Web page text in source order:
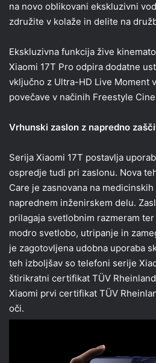
na novo oblikovani ekskluzivni
združite v kolaže in delite na
Ekskluzivna funkcija žive
Xiaomi 17T Pro odpira dodatne
vključno z Ultra-HD Live Moment
povečave v načinih Freestyle
Vrhunski zaslon z napredno
Serija Xiaomi 17T postavlja
ospredje tudi pri zaslonu. Nova
Care je zasnovana na
naprednem inženirskem delu.
prilagaja svetlobnim razmeram
modro svetlobo, utripanje in
je zagotovljena udobna uporaba
teh izboljšav so telefoni serije
štirikratni certifikat TÜV
Xiaomi prvi certifikat TÜV
oči.